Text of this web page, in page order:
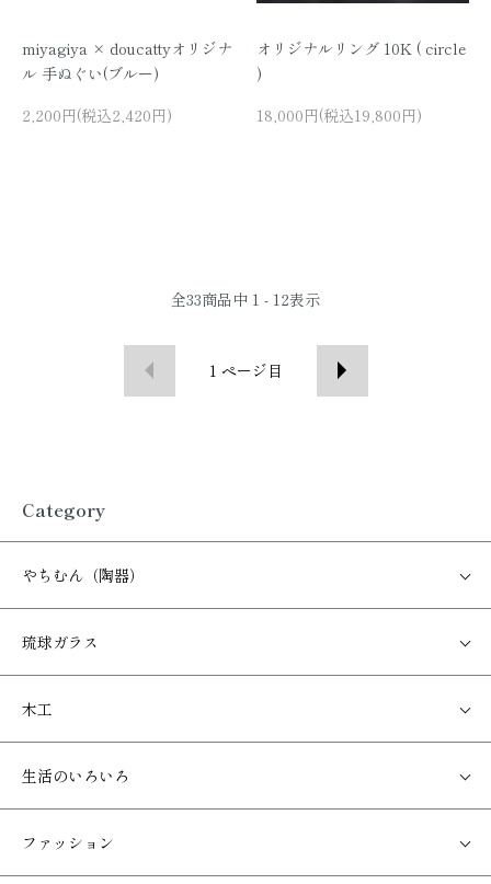
miyagiya × doucattyオリジナ
ル 手ぬぐい(ブルー)
2,200円(税込2,420円)
オリジナルリング 10K ( circle
)
18,000円(税込19,800円)
全33商品中 1 - 12表示
1 ページ目
Category
やちむん（陶器）
琉球ガラス
木工
生活のいろいろ
ファッション